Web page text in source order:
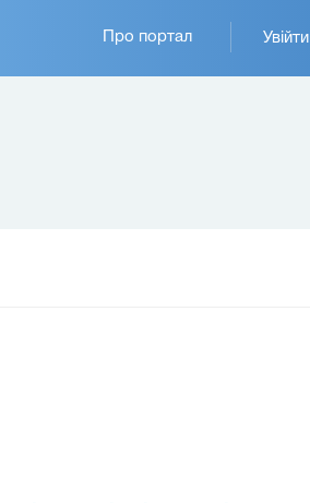
Увійти
Основная
навигация
Про портал